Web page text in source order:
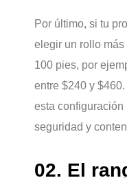
Por último, si tu
elegir un rollo
100 pies, por
entre $240 y
esta
seguridad y
02. El